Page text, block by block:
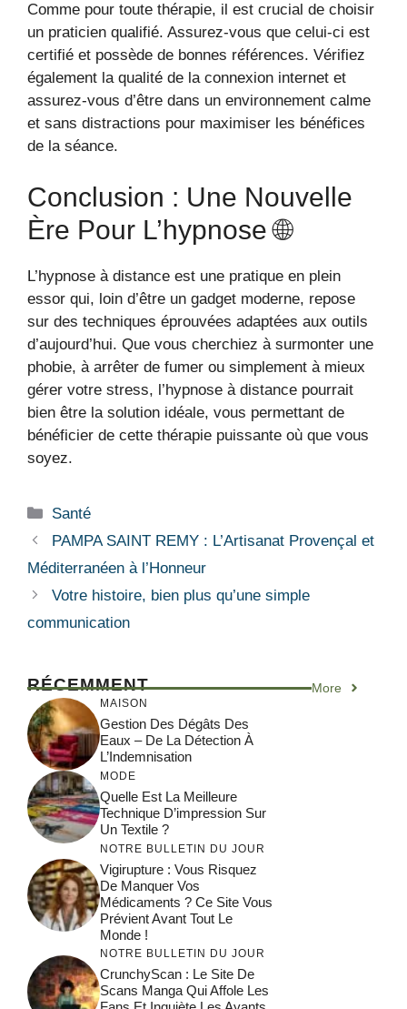
Comme pour toute thérapie, il est crucial de choisir
un praticien qualifié. Assurez-vous que celui-ci est
certifié et possède de bonnes références. Vérifiez
également la qualité de la connexion internet et
assurez-vous d’être dans un environnement calme
et sans distractions pour maximiser les bénéfices
de la séance.
Conclusion : Une Nouvelle
Ère Pour L’hypnose 🌐
L’hypnose à distance est une pratique en plein
essor qui, loin d’être un gadget moderne, repose
sur des techniques éprouvées adaptées aux outils
d’aujourd’hui. Que vous cherchiez à surmonter une
phobie, à arrêter de fumer ou simplement à mieux
gérer votre stress, l’hypnose à distance pourrait
bien être la solution idéale, vous permettant de
bénéficier de cette thérapie puissante où que vous
soyez.
Catégories
Santé
PAMPA SAINT REMY : L’Artisanat Provençal et
Méditerranéen à l’Honneur
Votre histoire, bien plus qu’une simple
communication
RÉCEMMENT More
MAISON
Gestion Des Dégâts Des
Eaux – De La Détection À
L’Indemnisation
MODE
Quelle Est La Meilleure
Technique D’impression Sur
Un Textile ?
NOTRE BULLETIN DU JOUR
Vigirupture : Vous Risquez
De Manquer Vos
Médicaments ? Ce Site Vous
Prévient Avant Tout Le
Monde !
NOTRE BULLETIN DU JOUR
CrunchyScan : Le Site De
Scans Manga Qui Affole Les